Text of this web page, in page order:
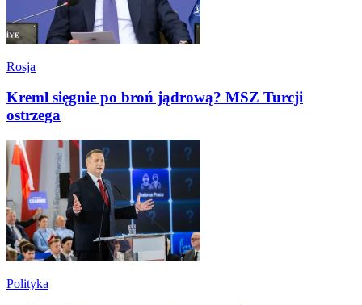
Rosja
Kreml sięgnie po broń jądrową? MSZ Turcji
ostrzega
Polityka